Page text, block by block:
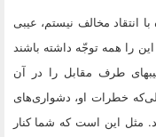
انتقاد مخالف نیستم، عیبى
را همه توجّه داشته باشند
طرف مقابل را در آن
خطرات او، دشوارى‌هاى
مثل این است که شما کنار